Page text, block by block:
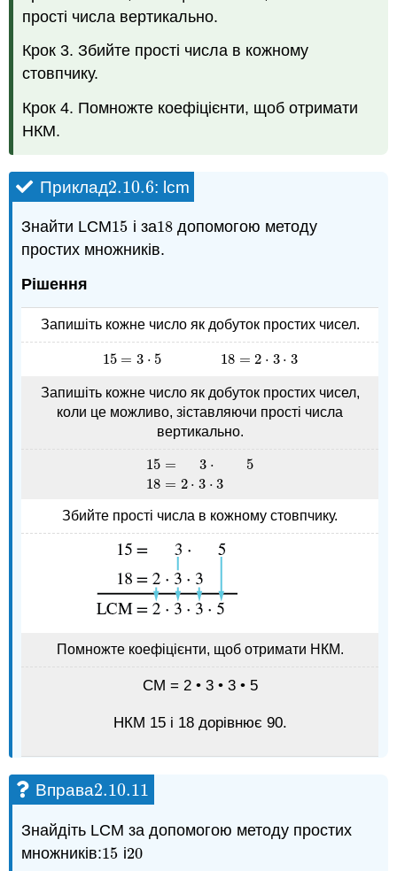
прості числа вертикально.
Крок 3. Збийте прості числа в кожному
стовпчику.
Крок 4. Помножте коефіцієнти, щоб отримати
НКМ.
Приклад2.10.6
2.10.6: lcm
Знайти LCM15
15 і за18
18 допомогою методу
простих множників.
Рішення
Запишіть кожне число як добуток простих чисел.
15 = 3 ⋅ 5 18 = 2 ⋅ 3 ⋅ 3
15 =3 ⋅5 18
Запишіть кожне число як добуток простих чисел,
коли це можливо, зіставляючи прості числа
вертикально.
15
18
= 3 ⋅
5
= 2 ⋅ 3 ⋅ 3
Збийте прості числа в кожному стовпчику.
Помножте коефіцієнти, щоб отримати НКМ.
СМ = 2 • 3 • 3 • 5
НКМ 15 і 18 дорівнює 90.
Вправа2.10.11
2.10.11
Знайдіть LCM за допомогою методу простих
множників:15
15 і20
20